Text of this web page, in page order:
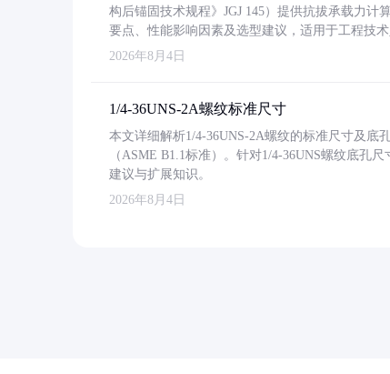
构后锚固技术规程》JGJ 145）提供抗拔承载力计
要点、性能影响因素及选型建议，适用于工程技术
2026年8月4日
1/4-36UNS-2A螺纹标准尺寸
本文详细解析1/4-36UNS-2A螺纹的标准尺寸及底
（ASME B1.1标准）。针对1/4-36UNS螺纹底孔
建议与扩展知识。
2026年8月4日